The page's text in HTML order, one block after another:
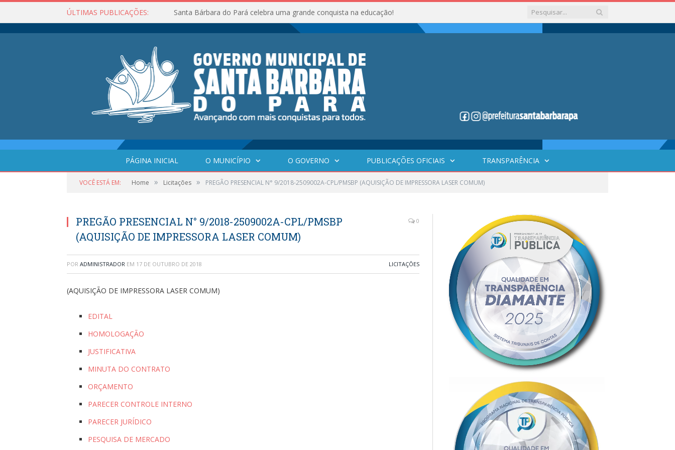
ÚLTIMAS PUBLICAÇÕES: Santa Bárbara do Pará celebra uma grande conquista na educação!
PÁGINA INICIAL O MUNICÍPIO O GOVERNO PUBLICAÇÕES OFICIAIS TRANSPARÊNCIA
VOCÊ ESTÁ EM: Home » Licitações » PREGÃO PRESENCIAL N° 9/2018-2509002A-CPL/PMSBP (AQUISIÇÃO DE IMPRESSORA LASER COMUM)
PREGÃO PRESENCIAL N° 9/2018-2509002A-CPL/PMSBP
(AQUISIÇÃO DE IMPRESSORA LASER COMUM)
0
POR ADMINISTRADOR EM 17 DE OUTUBRO DE 2018 LICITAÇÕES
(AQUISIÇÃO DE IMPRESSORA LASER COMUM)
EDITAL
HOMOLOGAÇÃO
JUSTIFICATIVA
MINUTA DO CONTRATO
ORÇAMENTO
PARECER CONTROLE INTERNO
PARECER JURÍDICO
PESQUISA DE MERCADO